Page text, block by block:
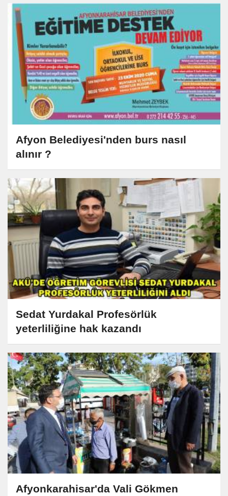
Afyon Belediyesi'nden burs nasıl
alınır ?
Sedat Yurdakal Profesörlük
yeterliliğine hak kazandı
Afyonkarahisar'da Vali Gökmen